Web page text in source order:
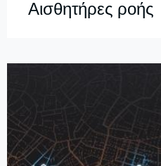
Αισθητήρες ροής